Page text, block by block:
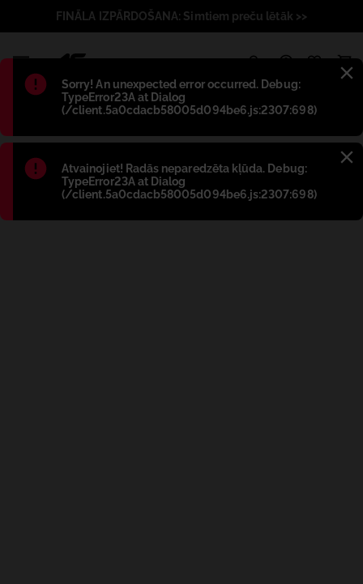
Błąd:
Sorry! An unexpected error occurred. Debug:
TypeError23A at Dialog
(/client.5a0cdacb58005d094be6.js:2307:698)
Błąd:
Atvainojiet! Radās neparedzēta kļūda. Debug:
TypeError23A at Dialog
(/client.5a0cdacb58005d094be6.js:2307:698)
FINĀLA IZPĀRDOŠANA: Simtiem preču lētāk >>